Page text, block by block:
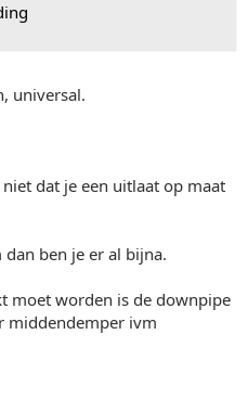
universal.
dat je een uitlaat op maat
dan ben je er al bijna.
moet worden is de downpipe
middendemper ivm